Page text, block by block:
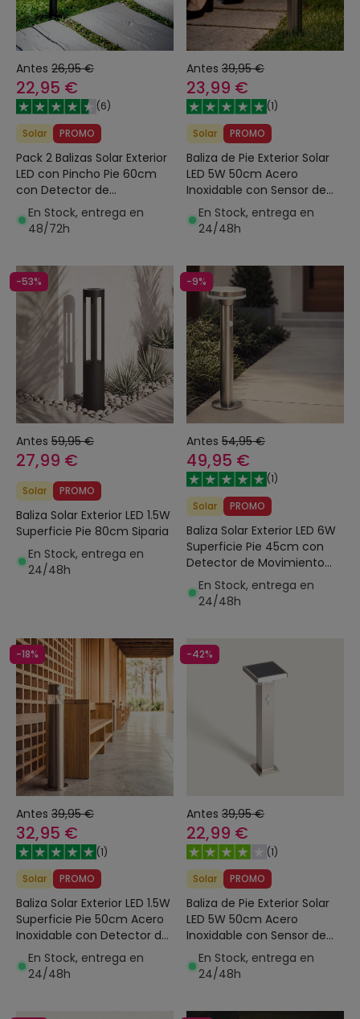
Antes 26,95 €
22,95 €
(6)
Solar
PROMO
Pack 2 Balizas Solar Exterior
LED con Pincho Pie 60cm
con Detector de
Movimiento
En Stock, entrega en
48/72h
Antes 39,95 €
23,99 €
(1)
Solar
PROMO
Baliza de Pie Exterior Solar
LED 5W 50cm Acero
Inoxidable con Sensor de
Movimiento Barton
En Stock, entrega en
24/48h
-53%
Antes 59,95 €
27,99 €
Solar PROMO
Baliza Solar Exterior LED 1.5W
Superficie Pie 80cm Siparia
En Stock, entrega en
24/48h
-9%
Antes 54,95 €
49,95 €
(1)
Solar
PROMO
Baliza Solar Exterior LED 6W
Superficie Pie 45cm con
Detector de Movimiento
Helios Inox
En Stock, entrega en
24/48h
-18%
Antes 39,95 €
32,95 €
(1)
Solar
PROMO
Baliza Solar Exterior LED 1.5W
Superficie Pie 50cm Acero
Inoxidable con Detector de
Movimiento Inti
En Stock, entrega en
24/48h
-42%
Antes 39,95 €
22,99 €
(1)
Solar
PROMO
Baliza de Pie Exterior Solar
LED 5W 50cm Acero
Inoxidable con Sensor de
Movimiento Barton Square
En Stock, entrega en
24/48h